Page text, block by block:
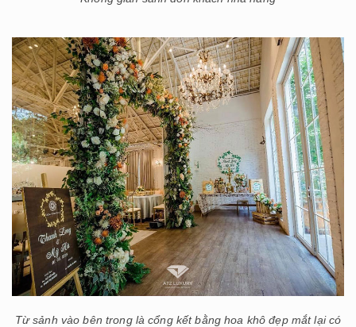
Từ sảnh vào bên trong là cổng kết bằng hoa khô đẹp mắt lại có